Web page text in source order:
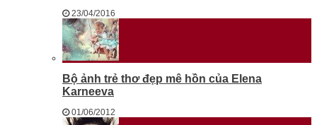
23/04/2016
Bộ ảnh trẻ thơ đẹp mê hồn của Elena
Karneeva
01/06/2012